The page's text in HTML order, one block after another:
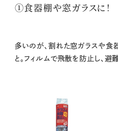
①食器棚や窓ガラスに！
多いのが、割れた窓ガラスや食
と。フィルムで飛散を防止し、避